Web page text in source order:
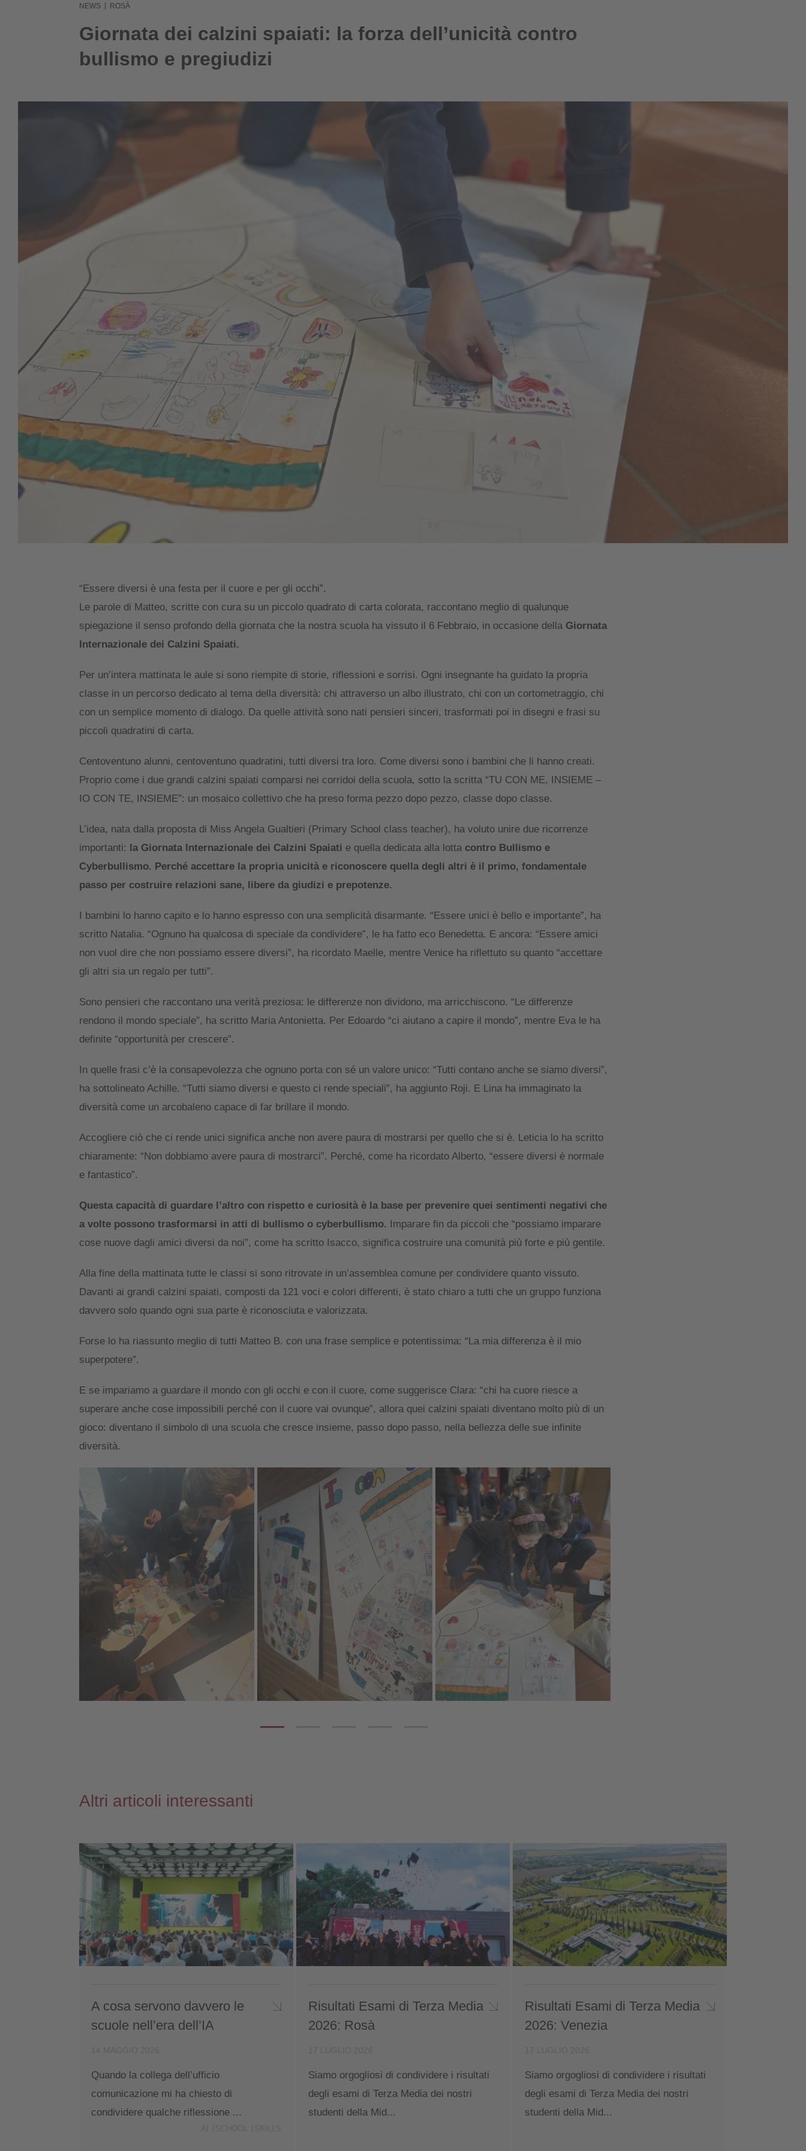
NEWS ROSÀ
Giornata dei calzini spaiati: la forza dell’unicità contro
bullismo e pregiudizi
“Essere diversi è una festa per il cuore e per gli occhi”.
Le parole di Matteo, scritte con cura su un piccolo quadrato di carta colorata, raccontano meglio di qualunque
spiegazione il senso profondo della giornata che la nostra scuola ha vissuto il 6 Febbraio, in occasione della Giornata
Internazionale dei Calzini Spaiati.
Per un’intera mattinata le aule si sono riempite di storie, riflessioni e sorrisi. Ogni insegnante ha guidato la propria
classe in un percorso dedicato al tema della diversità: chi attraverso un albo illustrato, chi con un cortometraggio, chi
con un semplice momento di dialogo. Da quelle attività sono nati pensieri sinceri, trasformati poi in disegni e frasi su
piccoli quadratini di carta.
Centoventuno alunni, centoventuno quadratini, tutti diversi tra loro. Come diversi sono i bambini che li hanno creati.
Proprio come i due grandi calzini spaiati comparsi nei corridoi della scuola, sotto la scritta “TU CON ME, INSIEME –
IO CON TE, INSIEME”: un mosaico collettivo che ha preso forma pezzo dopo pezzo, classe dopo classe.
L’idea, nata dalla proposta di Miss Angela Gualtieri (Primary School class teacher), ha voluto unire due ricorrenze
importanti:
la Giornata Internazionale dei Calzini Spaiati e quella dedicata alla lotta contro Bullismo e
Cyberbullismo. Perché accettare la propria unicità e riconoscere quella degli altri è il primo, fondamentale
passo per costruire relazioni sane, libere da giudizi e prepotenze.
I bambini lo hanno capito e lo hanno espresso con una semplicità disarmante. “Essere unici è bello e importante”, ha
scritto Natalia. “Ognuno ha qualcosa di speciale da condividere”, le ha fatto eco Benedetta. E ancora: “Essere amici
non vuol dire che non possiamo essere diversi”, ha ricordato Maelle, mentre Venice ha riflettuto su quanto “accettare
gli altri sia un regalo per tutti”.
Sono pensieri che raccontano una verità preziosa: le differenze non dividono, ma arricchiscono. “Le differenze
rendono il mondo speciale”, ha scritto Maria Antonietta. Per Edoardo “ci aiutano a capire il mondo”, mentre Eva le ha
definite “opportunità per crescere”.
In quelle frasi c’è la consapevolezza che ognuno porta con sé un valore unico: “Tutti contano anche se siamo diversi”,
ha sottolineato Achille. “Tutti siamo diversi e questo ci rende speciali”, ha aggiunto Roji. E Lina ha immaginato la
diversità come un arcobaleno capace di far brillare il mondo.
Accogliere ciò che ci rende unici significa anche non avere paura di mostrarsi per quello che si è. Leticia lo ha scritto
chiaramente: “Non dobbiamo avere paura di mostrarci”. Perché, come ha ricordato Alberto, “essere diversi è normale
e fantastico”.
Questa capacità di guardare l’altro con rispetto e curiosità è la base per prevenire quei sentimenti negativi che
a volte possono trasformarsi in atti di bullismo o cyberbullismo. Imparare fin da piccoli che “possiamo imparare
cose nuove dagli amici diversi da noi”, come ha scritto Isacco, significa costruire una comunità più forte e più gentile.
Alla fine della mattinata tutte le classi si sono ritrovate in un’assemblea comune per condividere quanto vissuto.
Davanti ai grandi calzini spaiati, composti da 121 voci e colori differenti, è stato chiaro a tutti che un gruppo funziona
davvero solo quando ogni sua parte è riconosciuta e valorizzata.
Forse lo ha riassunto meglio di tutti Matteo B. con una frase semplice e potentissima: “La mia differenza è il mio
superpotere”.
E se impariamo a guardare il mondo con gli occhi e con il cuore, come suggerisce Clara: “chi ha cuore riesce a
superare anche cose impossibili perché con il cuore vai ovunque”, allora quei calzini spaiati diventano molto più di un
gioco: diventano il simbolo di una scuola che cresce insieme, passo dopo passo, nella bellezza delle sue infinite
diversità.
Altri articoli interessanti
A cosa servono davvero le
scuole nell’era dell’IA
Quando la collega dell’ufficio
comunicazione mi ha chiesto di
condividere qualche riflessione ...
Risultati Esami di Terza Media
2026: Rosà
Siamo orgogliosi di condividere i risultati
degli esami di Terza Media dei nostri
studenti della Mid...
Risultati Esami di Terza Media
2026: Venezia
Siamo orgogliosi di condividere i risultati
degli esami di Terza Media dei nostri
studenti della Mid...